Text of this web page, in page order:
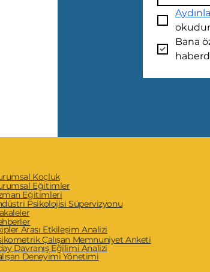
Bana
Koçluk
Eğitimler
Eğitimleri
Psikolojisi Süpervizyonu
Arası Etkileşim Analizi
Çalışan Memnuniyet Anketi
Davranış Eğilimi Analizi
Deneyimi Yönetimi